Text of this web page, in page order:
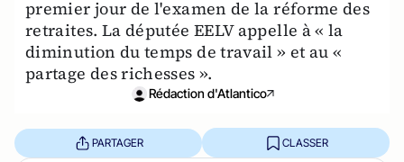
premier jour de l'examen de la réforme des
retraites. La députée EELV appelle à « la
diminution du temps de travail » et au «
partage des richesses ».
Rédaction d'Atlantico
PARTAGER CLASSER